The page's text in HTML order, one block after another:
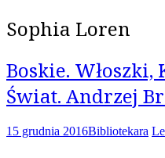
Sophia Loren
Boskie. Włoszki,
Świat. Andrzej
15 grudnia 2016Bibliotekara